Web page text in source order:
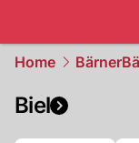
Home
Biel